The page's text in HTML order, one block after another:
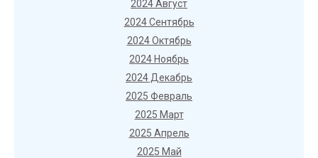
2024 Август
2024 Сентябрь
2024 Октябрь
2024 Ноябрь
2024 Декабрь
2025 Февраль
2025 Март
2025 Апрель
2025 Май